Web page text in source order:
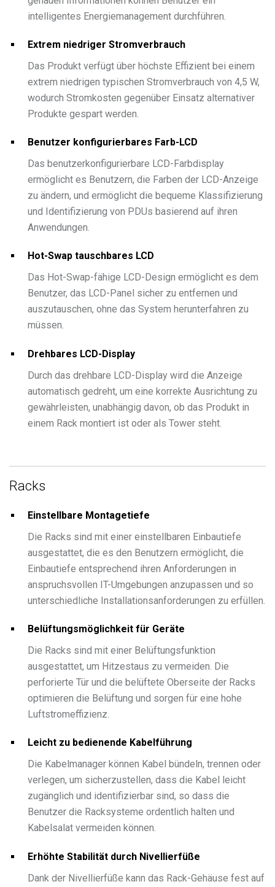
intelligentes Energiemanagement durchführen.
Extrem niedriger Stromverbrauch
Das Produkt verfügt über höchste Effizient bei einem
extrem niedrigen typischen Stromverbrauch von 4,5 W,
wodurch Stromkosten gegenüber Einsatz alternativer
Produkte gespart werden.
Benutzer konfigurierbares Farb-LCD
Das benutzerkonfigurierbare LCD-Farbdisplay
ermöglicht es Benutzern, die Farben der LCD-Anzeige
zu ändern, und ermöglicht die bequeme Klassifizierung
und Identifizierung von PDUs basierend auf ihren
Anwendungen.
Hot-Swap tauschbares LCD
Das Hot-Swap-fähige LCD-Design ermöglicht es dem
Benutzer, das LCD-Panel sicher zu entfernen und
auszutauschen, ohne das System herunterfahren zu
müssen.
Drehbares LCD-Display
Durch das drehbare LCD-Display wird die Anzeige
automatisch gedreht, um eine korrekte Ausrichtung zu
gewährleisten, unabhängig davon, ob das Produkt in
einem Rack montiert ist oder als Tower steht.
Racks
Einstellbare Montagetiefe
Die Racks sind mit einer einstellbaren Einbautiefe
ausgestattet, die es den Benutzern ermöglicht, die
Einbautiefe entsprechend ihren Anforderungen in
anspruchsvollen IT-Umgebungen anzupassen und so
unterschiedliche Installationsanforderungen zu erfüllen.
Belüftungsmöglichkeit für Geräte
Die Racks sind mit einer Belüftungsfunktion
ausgestattet, um Hitzestaus zu vermeiden. Die
perforierte Tür und die belüftete Oberseite der Racks
optimieren die Belüftung und sorgen für eine hohe
Luftstromeffizienz.
Leicht zu bedienende Kabelführung
Die Kabelmanager können Kabel bündeln, trennen oder
verlegen, um sicherzustellen, dass die Kabel leicht
zugänglich und identifizierbar sind, so dass die
Benutzer die Racksysteme ordentlich halten und
Kabelsalat vermeiden können.
Erhöhte Stabilität durch Nivellierfüße
Dank der Nivellierfüße kann das Rack-Gehäuse fest auf